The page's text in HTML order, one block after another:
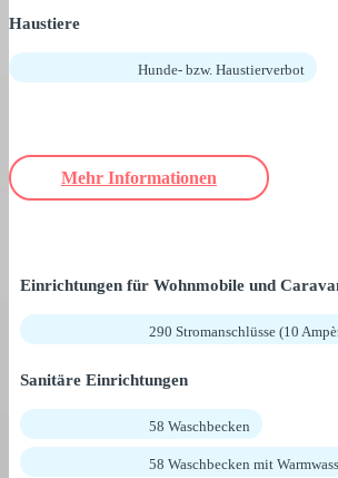
Haustiere
Hunde- bzw. Haustierverbot
Mehr Informationen
Einrichtungen für Wohnmobile und
290 Stromanschlüsse (10
Sanitäre Einrichtungen
58 Waschbecken
58 Waschbecken mit